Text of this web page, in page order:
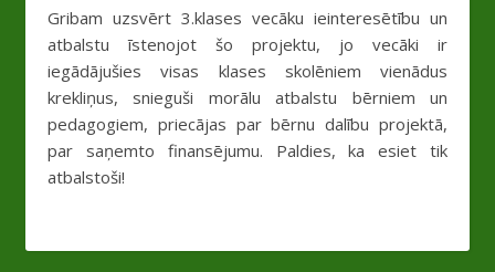
Gribam uzsvērt 3.klases vecāku ieinteresētību un
atbalstu īstenojot šo projektu, jo vecāki ir
iegādājušies visas klases skolēniem vienādus
krekliņus, snieguši morālu atbalstu bērniem un
pedagogiem, priecājas par bērnu dalību projektā,
par saņemto finansējumu. Paldies, ka esiet tik
atbalstoši!